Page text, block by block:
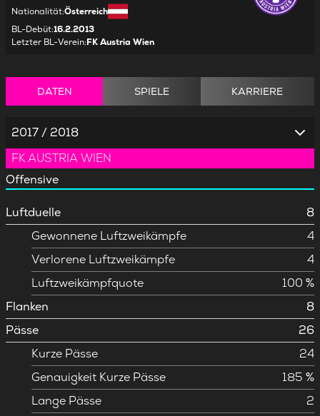
Nationalität:Österreich
BL-Debüt:16.2.2013
Letzter BL-Verein:FK Austria Wien
DATEN SPIELE KARRIERE
2017 / 2018
FK AUSTRIA WIEN
Offensive
Luftduelle
8
Gewonnene Luftzweikämpfe
4
Verlorene Luftzweikämpfe
4
Luftzweikämpfquote
100 %
Flanken
8
Pässe
26
Kurze Pässe
24
Genauigkeit Kurze Pässe
185 %
Lange Pässe
2